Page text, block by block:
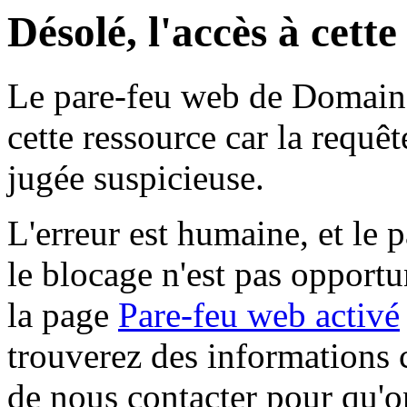
Désolé, l'accès à
Le pare-feu web de
cette ressource car la
jugée suspicieuse.
L'erreur est humaine, et le
le blocage n'est pas
la page Pare-feu web activé
trouverez des informations
de nous contacter pour